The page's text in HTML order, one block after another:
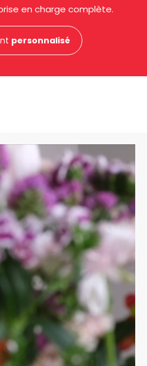
en charge complète.
personnalisé